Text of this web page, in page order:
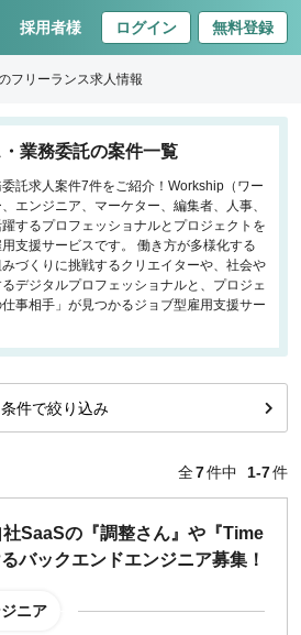
採用者様 ログイン 無料登録
フリーランス求人情報
業務委託の案件一覧
託求人案件7件をご紹介！Workship（ワー
エンジニア、マーケター、編集者、人事、
するプロフェッショナルとプロジェクトを
支援サービスです。 働き方が多様化する
づくりに挑戦するクリエイターや、社会や
デジタルプロフェッショナルと、プロジェ
事相手」が見つかるジョブ型雇用支援サー
条件で絞り込み
す
ンジニア
ジニア
ア
エンジニア
ィスト
全7件中 1-7件
社SaaSの『調整さん』や『Time
バックエンドエンジニア募集！
ニア